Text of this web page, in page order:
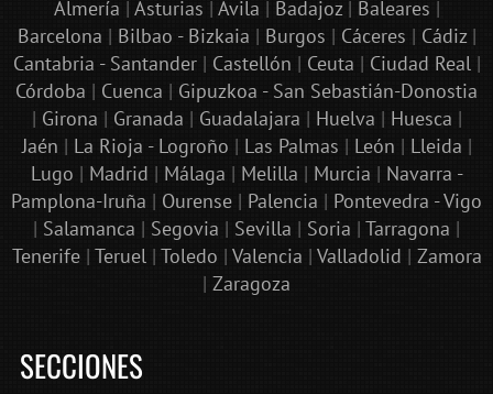
Almería | Asturias | Ávila | Badajoz| Baleares |
Barcelona | Bilbao - Bizkaia | Burgos | Cáceres | Cádiz|
Cantabria - Santander| Castellón | Ceuta | Ciudad Real|
Córdoba | Cuenca | Gipuzkoa - San Sebastián-Donostia
| Girona | Granada | Guadalajara | Huelva | Huesca |
Jaén | La Rioja - Logroño | Las Palmas | León | Lleida |
Lugo | Madrid | Málaga | Melilla | Murcia | Navarra -
Pamplona-Iruña | Ourense | Palencia | Pontevedra - Vigo
| Salamanca | Segovia | Sevilla | Soria | Tarragona |
Tenerife| Teruel| Toledo | Valencia | Valladolid | Zamora
| Zaragoza
SECCIONES